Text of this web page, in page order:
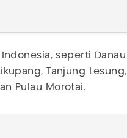
seperti Danau
Tanjung Lesung,
Pulau Morotai.